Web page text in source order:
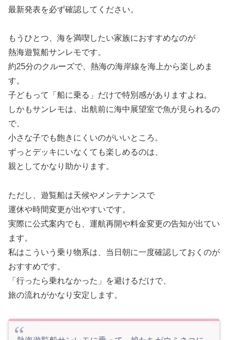
最新発表を必ず確認してください。
もうひとつ、海を満喫したい家族におすすめなのが
熱海遊覧船サンレモです。
約25分のクルーズで、熱海の海岸線を海上から楽しめま
す。
子どもって「船に乗る」だけで特別感がありますよね。
しかもサンレモは、出航前に海中展望室で魚が見られるの
で、
小さな子でも飽きにくいのがいいところ。
ずっとデッキにいなくても楽しめるのは、
親としてかなり助かります。
ただし、遊覧船は天候やメンテナンスで
運休や時間変更が出やすいです。
実際に公式案内でも、運航再開や料金変更の告知が出てい
ます。
私はこういう乗り物系は、当日朝に一度確認しておくのが
おすすめです。
「行ったら乗れなかった」を避けるだけで、
旅の流れがかなり安定します。